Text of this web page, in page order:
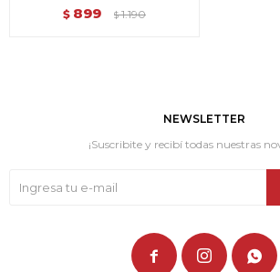
$ 899 $ 1.190
NEWSLETTER
¡Suscribite y recibí todas nuestras
  